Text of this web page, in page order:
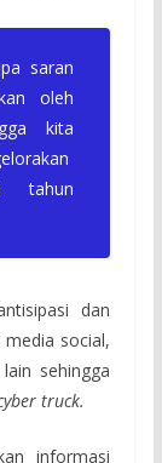
saran
oleh
kita
tahun
dan
social,
sehingga
truck.
informasi